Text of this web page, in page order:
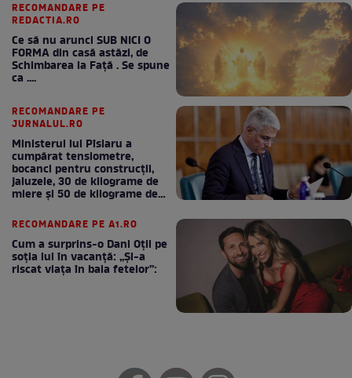
RECOMANDARE PE
REDACTIA.RO
Ce să nu arunci SUB NICI O
FORMA din casă astăzi, de
Schimbarea la Față . Se spune
ca ....
RECOMANDARE PE
JURNALUL.RO
Ministerul lui Pîslaru a
cumpărat tensiometre,
bocanci pentru construcții,
jaluzele, 30 de kilograme de
miere și 50 de kilograme de
RECOMANDARE PE A1.RO
Cum a surprins-o Dani Oțil pe
soția lui în vacanță: „Și-a
riscat viața în baia fetelor”: